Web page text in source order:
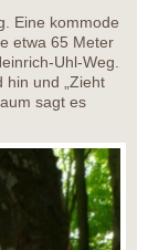
Eine kommode
etwa 65 Meter
Uhl-Weg.
hin und „Zieht
sagt es